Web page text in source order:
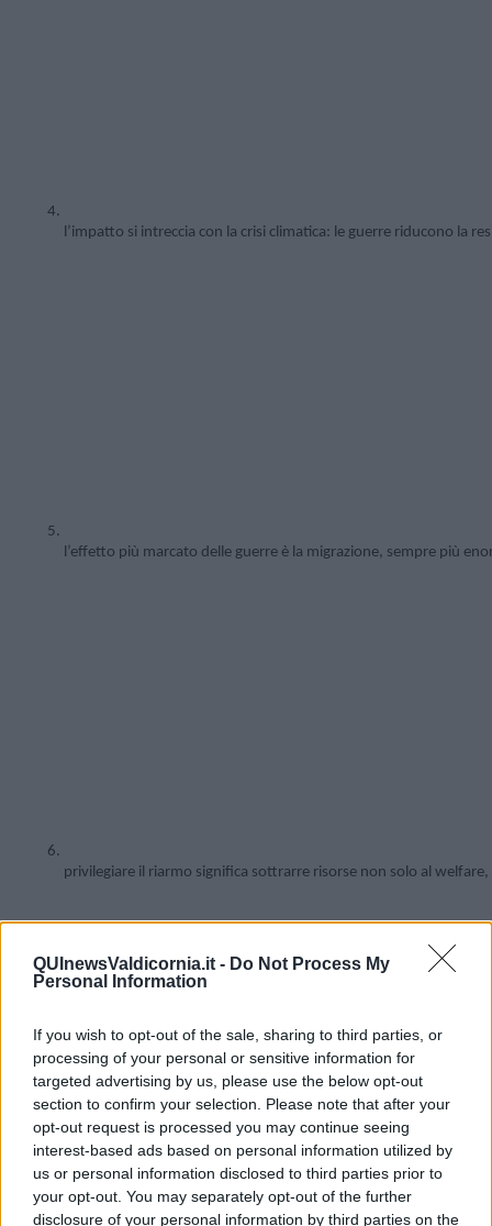
QUInewsValdicornia.it - Do Not Process My
Personal Information
If you wish to opt-out of the sale, sharing to third parties, or
processing of your personal or sensitive information for
targeted advertising by us, please use the below opt-out
section to confirm your selection. Please note that after your
opt-out request is processed you may continue seeing
interest-based ads based on personal information utilized by
us or personal information disclosed to third parties prior to
your opt-out. You may separately opt-out of the further
disclosure of your personal information by third parties on the
l’impatto si intreccia con la crisi climatica: le guerre riducono la
l’effetto più marcato delle guerre è la migrazione, sempre più
privilegiare il riarmo significa sottrarre risorse non solo al
C’è qualcuno che spieghi queste cose al Calenda & co, magari in
un momento in cui costoro non ascoltino solo se stessi … che
spieghi loro che Putin potrebbe ricorrere ai suoi sistemi missilistici e